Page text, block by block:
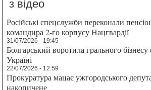
з відео
Російські спецслужби переконали
командира 2-го корпусу Нацгвардії
31/07/2026 - 19:45
Болгарський воротила грального бізнесу
Україні
22/07/2026 - 12:59
Прокуратура мацає ужгородського
накопичене